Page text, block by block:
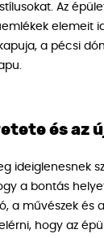
Az
elemeit
a pécsi
és az
ideiglenesnek
a bontás
a művészek és
hogy az